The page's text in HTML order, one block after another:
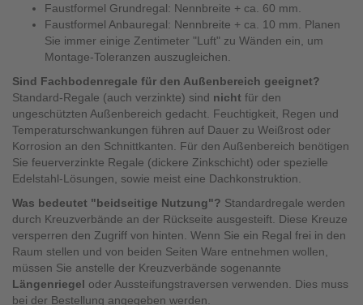
Faustformel Grundregal: Nennbreite + ca. 60 mm.
Faustformel Anbauregal: Nennbreite + ca. 10 mm. Planen
Sie immer einige Zentimeter "Luft" zu Wänden ein, um
Montage-Toleranzen auszugleichen.
Sind Fachbodenregale für den Außenbereich geeignet?
Standard-Regale (auch verzinkte) sind nicht für den
ungeschützten Außenbereich gedacht. Feuchtigkeit, Regen und
Temperaturschwankungen führen auf Dauer zu Weißrost oder
Korrosion an den Schnittkanten. Für den Außenbereich benötigen
Sie feuerverzinkte Regale (dickere Zinkschicht) oder spezielle
Edelstahl-Lösungen, sowie meist eine Dachkonstruktion.
Was bedeutet "beidseitige Nutzung"? Standardregale werden
durch Kreuzverbände an der Rückseite ausgesteift. Diese Kreuze
versperren den Zugriff von hinten. Wenn Sie ein Regal frei in den
Raum stellen und von beiden Seiten Ware entnehmen wollen,
müssen Sie anstelle der Kreuzverbände sogenannte
Längenriegel oder Aussteifungstraversen verwenden. Dies muss
bei der Bestellung angegeben werden.